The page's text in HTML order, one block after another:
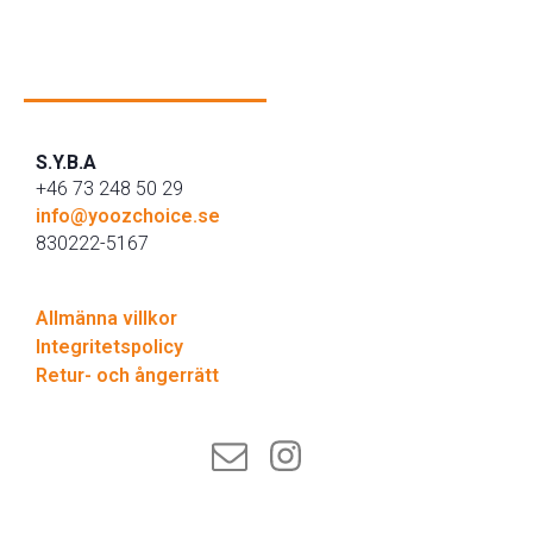
S.Y.B.A
+46 73 248 50 29
info@yoozchoice.se
830222-5167
Allmänna villkor
Integritetspolicy
Retur- och ångerrätt